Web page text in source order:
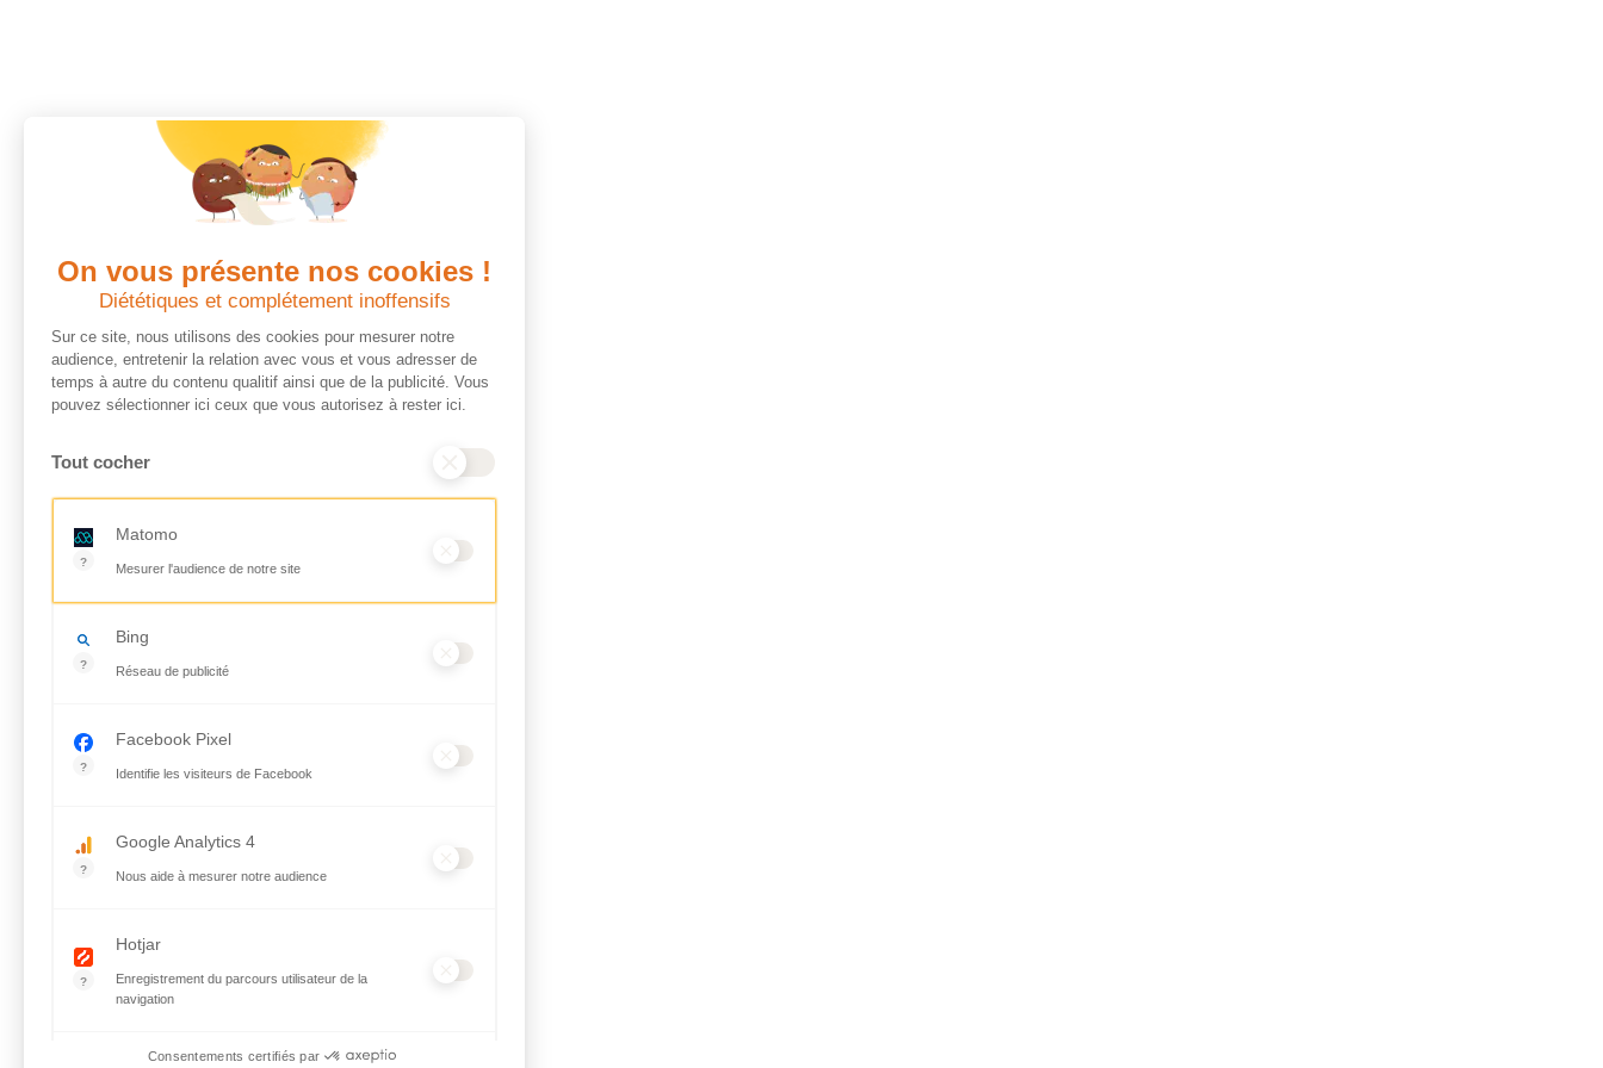
On vous présente nos cookies !
Diététiques et complétement inoffensifs
Sur ce site, nous utilisons des cookies pour mesurer notre
audience, entretenir la relation avec vous et vous adresser de
temps à autre du contenu qualitif ainsi que de la publicité. Vous
pouvez sélectionner ici ceux que vous autorisez à rester ici.
Tout cocher
?
Matomo
Mesurer l'audience de notre site
Outil analytique (alternative à Google Analytics) collectant des données sur les utilisateurs d'un site web
?
Bing
Réseau de publicité
?
Facebook Pixel
Identifie les visiteurs de Facebook
?
Google Analytics 4
Nous aide à mesurer notre audience
?
Hotjar
Enregistrement du parcours utilisateur de la
navigation
Consentements certifiés par